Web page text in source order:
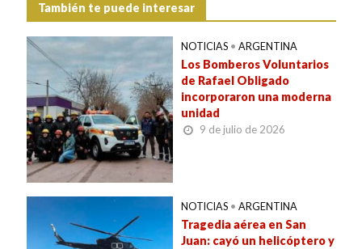
También te puede interesar
NOTICIAS • ARGENTINA
Los Bomberos Voluntarios
de Rafael Obligado
incorporaron una moderna
unidad
9 de julio de 2026
NOTICIAS • ARGENTINA
Tragedia aérea en San
Juan: cayó un helicóptero y